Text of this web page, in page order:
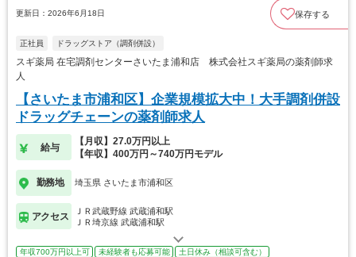
更新日：2026年6月18日 保存する
正社員 ドラッグストア（調剤併設）
スギ薬局 在宅調剤センターさいたま浦和店 株式会社スギ薬局の薬剤師求
人
【さいたま市浦和区】企業規模拡大中！大手調剤併設
ドラッグチェーンの薬剤師求人
給与
【月収】27.0万円以上
【年収】400万円～740万円モデル
勤務地 埼玉県 さいたま市浦和区
アクセス
ＪＲ武蔵野線 武蔵浦和駅
ＪＲ埼京線 武蔵浦和駅
年収700万円以上可 未経験者も応募可能
土日休み（相談可含む）